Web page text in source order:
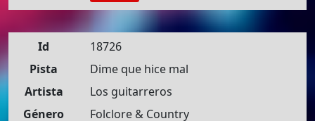
Id
18726
Pista
Dime que hice mal
Artista
Los guitarreros
Género
Folclore & Country